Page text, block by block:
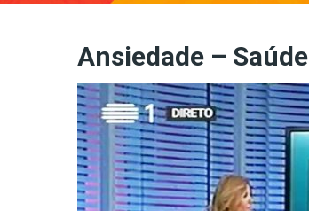
Ansiedade – Saúde